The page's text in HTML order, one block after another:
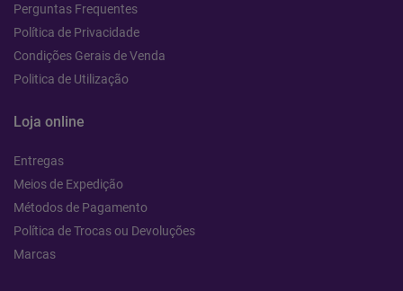
Perguntas Frequentes
Política de Privacidade
Condições Gerais de Venda
Politica de Utilização
Loja online
Entregas
Meios de Expedição
Métodos de Pagamento
Política de Trocas ou Devoluções
Marcas